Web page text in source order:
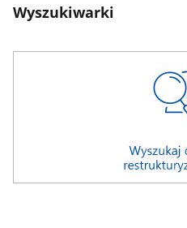
Wyszukiwarki